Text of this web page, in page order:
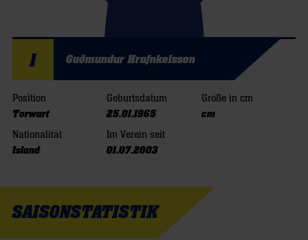
1 Guðmundur Hrafnkelsson
Position
Torwart
Geburtsdatum
25.01.1965
Größe in cm
cm
Nationalität
Island
Im Verein seit
01.07.2003
SAISONSTATISTIK